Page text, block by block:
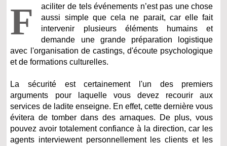
F
aciliter de tels événements n’est pas une chose
aussi simple que cela ne parait, car elle fait
intervenir plusieurs éléments humains et
demande une grande préparation logistique
avec l'organisation de castings, d'écoute psychologique
et de formations culturelles.
La sécurité est certainement l'un des premiers
arguments pour laquelle vous devez recourir aux
services de ladite enseigne. En effet, cette dernière vous
évitera de tomber dans des arnaques. De plus, vous
pouvez avoir totalement confiance à la direction, car les
agents interviewent personnellement les clients et les